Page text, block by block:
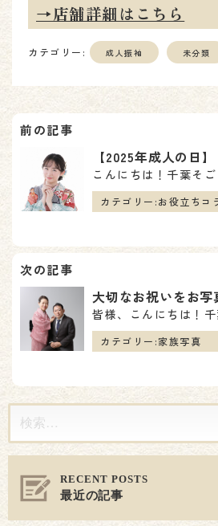
→店舗詳細はこちら
カテゴリー: 成人振袖 未分類
投
ナ
ビ
ゲ
ー
シ
ョ
ン
カテゴリー:お役立ちコラム 家
大切なお祝いをお
カテゴリー:家族写真
最近の記事